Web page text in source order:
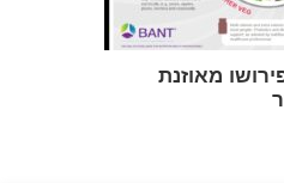
מאוזנת